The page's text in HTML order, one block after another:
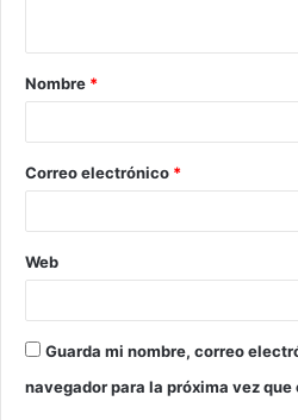
Nombre *
Correo electrónico *
Web
Guarda mi nombre, correo
navegador para la próxima vez que